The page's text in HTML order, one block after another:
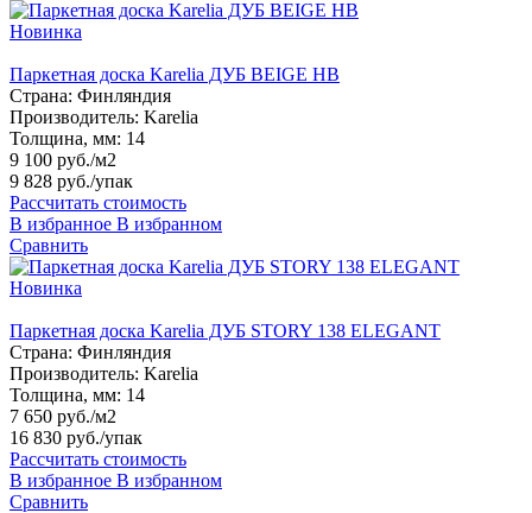
Новинка
Паркетная доска Karelia ДУБ BEIGE HB
Страна: Финляндия
Производитель: Karelia
Толщина, мм: 14
9 100 руб./м2
9 828 руб./упак
Рассчитать стоимость
В избранное В избранном
Сравнить
Новинка
Паркетная доска Karelia ДУБ STORY 138 ELEGANT
Страна: Финляндия
Производитель: Karelia
Толщина, мм: 14
7 650 руб./м2
16 830 руб./упак
Рассчитать стоимость
В избранное В избранном
Сравнить